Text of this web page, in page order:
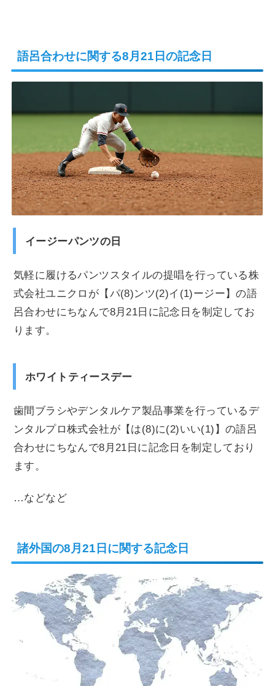
語呂合わせに関する8月21日の記念日
イージーパンツの日
気軽に履けるパンツスタイルの提唱を行っている株
式会社ユニクロが【パ(8)ンツ(2)イ(1)ージー】の語
呂合わせにちなんで8月21日に記念日を制定してお
ります。
ホワイトティースデー
歯間ブラシやデンタルケア製品事業を行っているデ
ンタルプロ株式会社が【は(8)に(2)いい(1)】の語呂
合わせにちなんで8月21日に記念日を制定しており
ます。
…などなど
諸外国の8月21日に関する記念日